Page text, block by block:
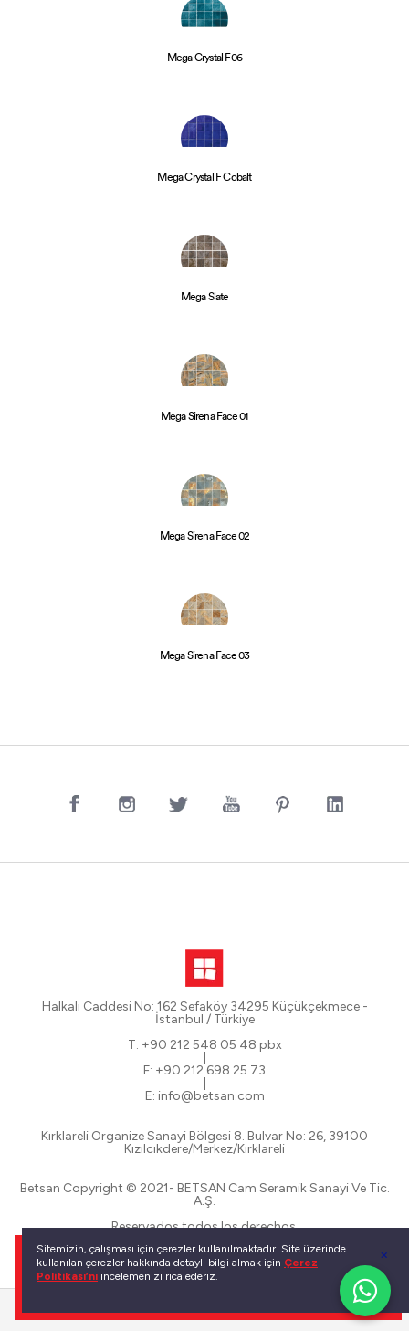
Mega Crystal F06
Mega Crystal F Cobalt
Mega Slate
Mega Sirena Face 01
Mega Sirena Face 02
Mega Sirena Face 03
Halkalı Caddesi No: 162 Sefaköy 34295 Küçükçekmece -
İstanbul / Türkiye
T: +90 212 548 05 48 pbx
F: +90 212 698 25 73
E: info@betsan.com
Kırklareli Organize Sanayi Bölgesi 8. Bulvar No: 26, 39100
Kızılcıkdere/Merkez/Kırklareli
Betsan Copyright © 2021- BETSAN Cam Seramik Sanayi Ve Tic.
A.Ş.
Reservados todos los derechos.
Sitemizin, çalışması için çerezler kullanılmaktadır. Site üzerinde
kullanılan çerezler hakkında detaylı bilgi almak için Çerez
Politikası’nı incelemenizi rica ederiz.